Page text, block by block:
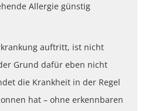
Allergie günstig
auftritt, ist nicht
Grund dafür eben nicht
die Krankheit in der Regel
hat – ohne erkennbaren